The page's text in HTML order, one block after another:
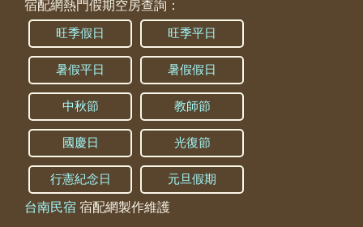
宿配網熱門假期空房查詢：
旺季假日 旺季平日
暑假平日 暑假假日
中秋節 教師節
國慶日 光復節
行憲紀念日 元旦假期
台南民宿 宿配網製作維護